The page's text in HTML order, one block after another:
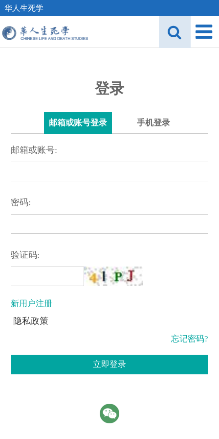
华人生死学
登录
邮箱或账号登录 手机登录
邮箱或账号:
密码:
验证码:
新用户注册
隐私政策
忘记密码?
立即登录